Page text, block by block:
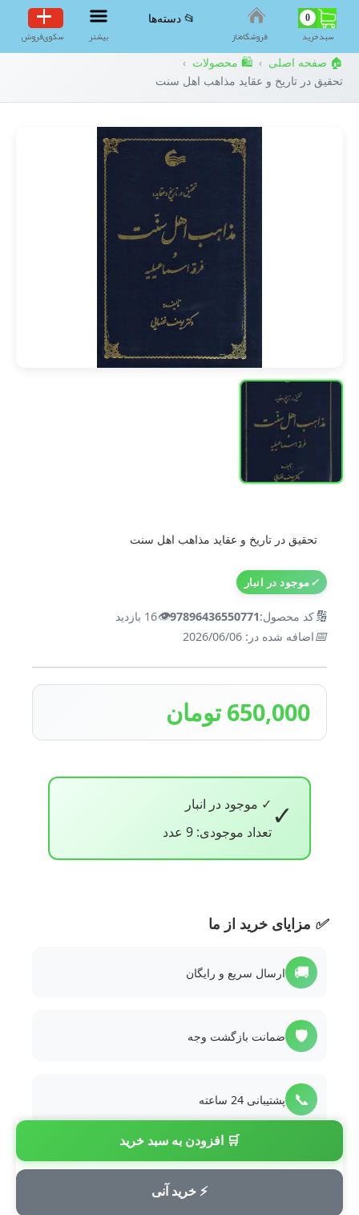
0
سبد‌خرید فروشگاه‌ناز
📂 دسته‌ها
بیشتر سکوی‌فروش
🏠 صفحه اصلی › 🛍️ محصولات ›
تحقیق در تاریخ و عقاید مذاهب اهل سنت
تحقیق در تاریخ و عقاید مذاهب اهل سنت
✓موجود در انبار
🔢کد محصول:97896436550771
👁️16 بازدید
📅اضافه شده در: 2026/06/06
650,000 تومان
✓ ✓ موجود در انبار
تعداد موجودی: 9 عدد
🛒 افزودن به سبد خرید
⚡ خرید آنی
✅ مزایای خرید از ما
🚚 ارسال سریع و رایگان
🛡️ ضمانت بازگشت وجه
📞 پشتیبانی 24 ساعته
💳 پرداخت امن